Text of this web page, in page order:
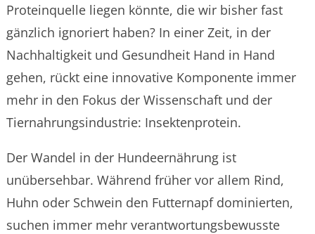
Proteinquelle liegen könnte, die wir bisher fast
gänzlich ignoriert haben? In einer Zeit, in der
Nachhaltigkeit und Gesundheit Hand in Hand
gehen, rückt eine innovative Komponente immer
mehr in den Fokus der Wissenschaft und der
Tiernahrungsindustrie: Insektenprotein.
Der Wandel in der Hundeernährung ist
unübersehbar. Während früher vor allem Rind,
Huhn oder Schwein den Futternapf dominierten,
suchen immer mehr verantwortungsbewusste